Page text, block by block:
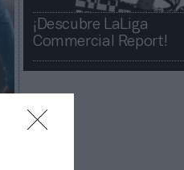
¡Descubre LaLiga
Commercial Report!​​